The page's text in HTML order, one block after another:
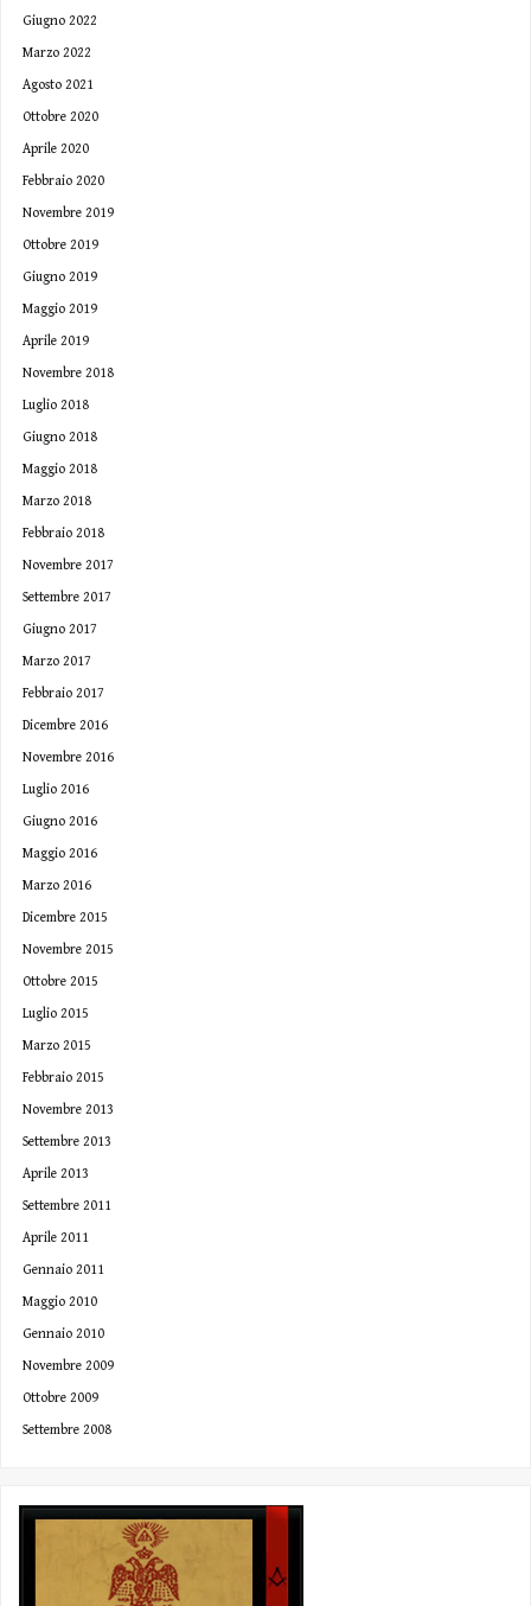
Giugno 2022
Marzo 2022
Agosto 2021
Ottobre 2020
Aprile 2020
Febbraio 2020
Novembre 2019
Ottobre 2019
Giugno 2019
Maggio 2019
Aprile 2019
Novembre 2018
Luglio 2018
Giugno 2018
Maggio 2018
Marzo 2018
Febbraio 2018
Novembre 2017
Settembre 2017
Giugno 2017
Marzo 2017
Febbraio 2017
Dicembre 2016
Novembre 2016
Luglio 2016
Giugno 2016
Maggio 2016
Marzo 2016
Dicembre 2015
Novembre 2015
Ottobre 2015
Luglio 2015
Marzo 2015
Febbraio 2015
Novembre 2013
Settembre 2013
Aprile 2013
Settembre 2011
Aprile 2011
Gennaio 2011
Maggio 2010
Gennaio 2010
Novembre 2009
Ottobre 2009
Settembre 2008